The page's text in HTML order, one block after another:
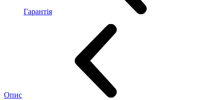
Гарантія
Опис